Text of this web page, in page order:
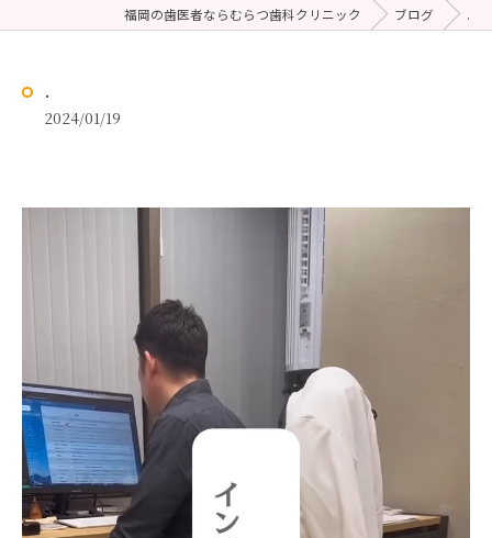
福岡の歯医者ならむらつ歯科クリニック ブログ .
.
2024/01/19